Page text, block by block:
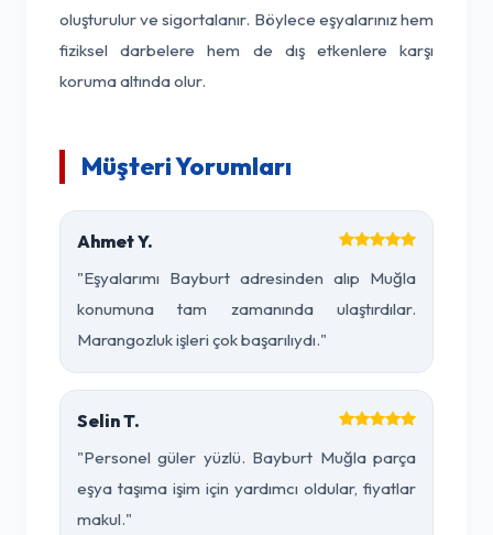
oluşturulur ve sigortalanır. Böylece eşyalarınız hem
fiziksel darbelere hem de dış etkenlere karşı
koruma altında olur.
Müşteri Yorumları
Ahmet Y.
"Eşyalarımı Bayburt adresinden alıp Muğla
konumuna tam zamanında ulaştırdılar.
Marangozluk işleri çok başarılıydı."
Selin T.
"Personel güler yüzlü. Bayburt Muğla parça
eşya taşıma işim için yardımcı oldular, fiyatlar
makul."